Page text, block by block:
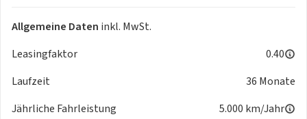
- Einparkhilfe vorn, akustisch und visuell
- Rückfahrkamera mit 360°-Umgebungsansicht
- Toterwinkelassistent
GO-Funktion
- Ausparkassistent Rear Cross Traffic Alert
Allgemeine Daten inkl. MwSt.
Leasingfaktor
0.40
Laufzeit
36 Monate
Jährliche Fahrleistung
5.000 km/Jahr